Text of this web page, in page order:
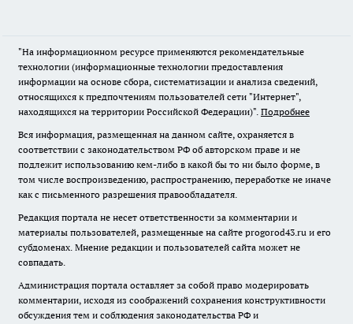
"На информационном ресурсе применяются рекомендательные
технологии (информационные технологии предоставления
информации на основе сбора, систематизации и анализа сведений,
относящихся к предпочтениям пользователей сети "Интернет",
находящихся на территории Российской Федерации)". Подробнее
Вся информация, размещенная на данном сайте, охраняется в
соответствии с законодательством РФ об авторском праве и не
подлежит использованию кем-либо в какой бы то ни было форме, в
том числе воспроизведению, распространению, переработке не иначе
как с письменного разрешения правообладателя.
Редакция портала не несет ответственности за комментарии и
материалы пользователей, размещенные на сайте progorod43.ru и его
субдоменах. Мнение редакции и пользователей сайта может не
совпадать.
Администрация портала оставляет за собой право модерировать
комментарии, исходя из соображений сохранения конструктивности
обсуждения тем и соблюдения законодательства РФ и